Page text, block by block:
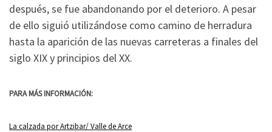
después, se fue abandonando por el deterioro. A pesar
de ello siguió utilizándose como camino de herradura
hasta la aparición de las nuevas carreteras a finales del
siglo XIX y principios del XX.
PARA MÁS INFORMACIÓN:
La calzada por Artzibar/ Valle de Arce